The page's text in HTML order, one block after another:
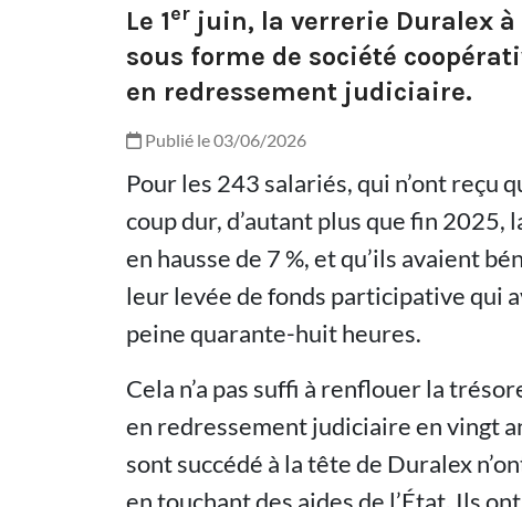
Le 1er juin, la verrerie Duralex à
sous forme de société
en redressement judiciaire.
Publié le 03/06/2026
Pour les 243 salariés, qui n’ont reçu
coup dur, d’autant plus que fin
en hausse de 7 %, et qu’ils avaient
leur levée de fonds participative qui
peine quarante-huit heures.
Cela n’a pas suffi à renflouer la
en redressement judiciaire en vingt
sont succédé à la tête de Duralex
en touchant des aides de l’État. Ils